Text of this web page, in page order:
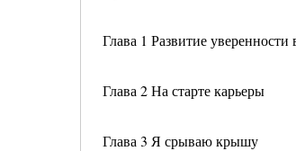
Глава 1 Развитие уверенности
Глава 2 На старте карьеры
Глава 3 Я срываю крышу